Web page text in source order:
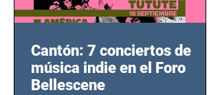
Cantón: 7 conciertos de
música indie en el Foro
Bellescene